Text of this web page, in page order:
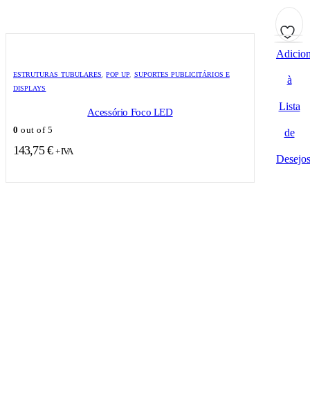
à
Lista
de
Desejos
ESTRUTURAS TUBULARES ,POP UP
SUPORTES PUBLICITÁRIOS E
DISPLAYS
Acessório Foco LED
0 out of 5
143,75€ + IVA